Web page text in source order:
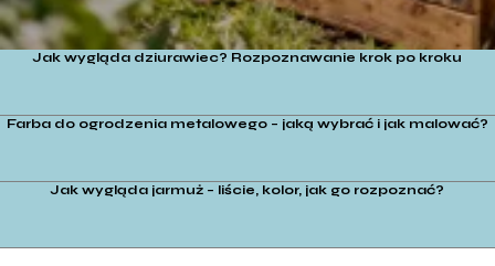
Jak wygląda dziurawiec? Rozpoznawanie krok po kroku
Farba do ogrodzenia metalowego – jaką wybrać i jak malować?
Jak wygląda jarmuż – liście, kolor, jak go rozpoznać?